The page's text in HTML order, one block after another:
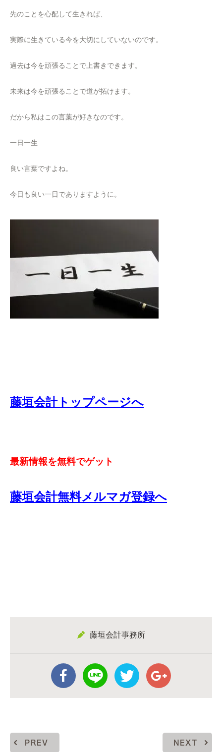
先のことを心配して生きれば、
実際に生きている今を大切にしていないのです。
過去は今を頑張ることで上書きできます。
未来は今を頑張ることで道が拓けます。
だから私はこの言葉が好きなのです。
一日一生
良い言葉ですよね。
今日も良い一日でありますように。
藤垣会計トップページへ
最新情報を無料でゲット
藤垣会計無料メルマガ登録へ
藤垣会計事務所
PREV NEXT